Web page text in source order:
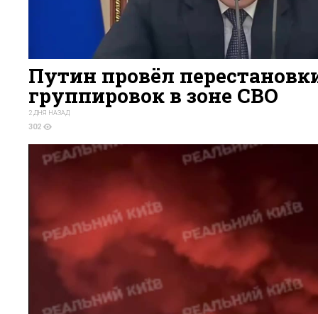
Путин провёл
группировок в зоне СВО
2 ДНЯ НАЗАД
302